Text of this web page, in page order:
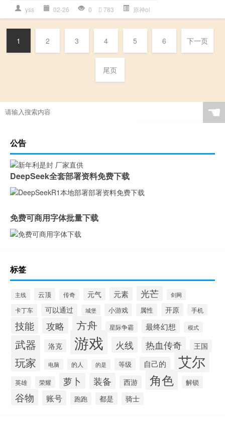
yss 02-26 0 783 原神ol
1 2 3 4 5 6 下一页
尾页
☚
公告
DeepSeek全套部署资料免费下载
免费可商用字体批量下载
标签
主线 云顶 传奇 元气 元素 光芒 剑网
卡丁车 可以通过 城堡 小游戏 属性 开原 手机
技能 攻略 方舟 星际争霸 最终幻想 模式
武器 洛克 游戏 火线 热血传奇 王国
玩家 电脑 的人 的是 等级 自己的 艾尔
英雄 荣耀 萝卜 装备 西游 角色 解锁
谷物 账号 跑跑 都是 骑士